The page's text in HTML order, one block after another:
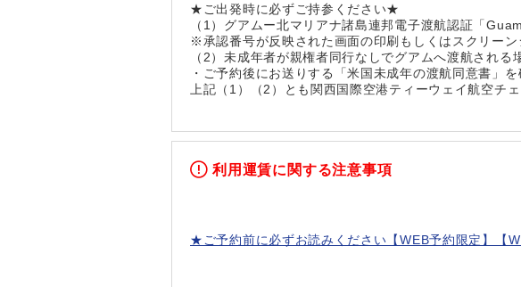
★ご出発時に必ずご持参ください★
（1）グアムー北マリアナ諸島連邦電子渡航認証「
※承認番号が反映された画面の印刷もしくはスクリーン
（2）未成年者が親権者同行なしでグアムへ渡航される
・ご予約後にお送りする「米国未成年の渡航同意書」
上記（1）（2）とも関西国際空港ティーウェイ航空チ
利用運賃に関する注意事項
★ご予約前に必ずお読みください【WEB予約限定】【